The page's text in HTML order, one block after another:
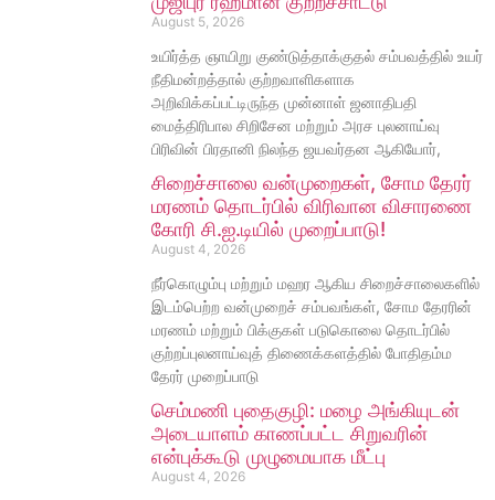
August 5, 2026
உயிர்த்த ஞாயிறு குண்டுத்தாக்குதல் சம்பவத்தில் உயர்
நீதிமன்றத்தால் குற்றவாளிகளாக
அறிவிக்கப்பட்டிருந்த முன்னாள் ஜனாதிபதி
மைத்திரிபால சிறிசேன மற்றும் அரச புலனாய்வு
பிரிவின் பிரதானி நிலந்த ஜயவர்தன ஆகியோர்,
சிறைச்சாலை வன்முறைகள், சோம தேரர்
மரணம் தொடர்பில் விரிவான விசாரணை
கோரி சி.ஐ.டியில் முறைப்பாடு!
August 4, 2026
நீர்கொழும்பு மற்றும் மஹர ஆகிய சிறைச்சாலைகளில்
இடம்பெற்ற வன்முறைச் சம்பவங்கள், சோம தேரரின்
மரணம் மற்றும் பிக்குகள் படுகொலை தொடர்பில்
குற்றப்புலனாய்வுத் திணைக்களத்தில் போதிதம்ம
தேரர் முறைப்பாடு
செம்மணி புதைகுழி: மழை அங்கியுடன்
அடையாளம் காணப்பட்ட சிறுவரின்
என்புக்கூடு முழுமையாக மீட்பு
August 4, 2026